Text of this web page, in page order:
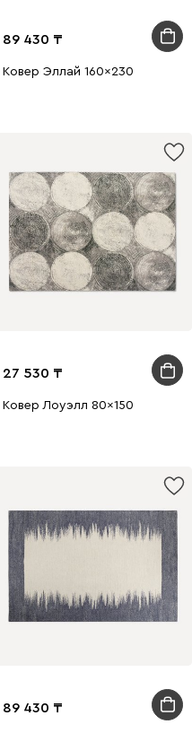
89 430
Ковер Эллай 160x230
27 530
Ковер Лоуэлл 80x150
89 430